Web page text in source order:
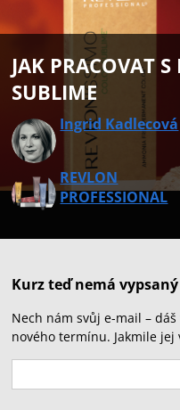
JAK PRACOVAT
SUBLIME
Ingrid Kadlecová
REVLON
PROFESSIONAL
Kurz teď nemá
Nech nám svůj e-mail –
nového termínu. Jakmile